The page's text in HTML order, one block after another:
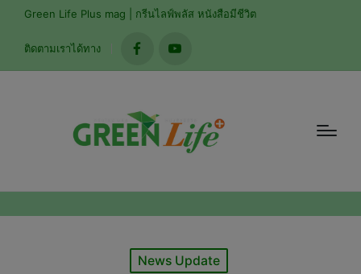
Green Life Plus mag | กรีนไลฟ์พลัส หนังสือมีชีวิต
ติดตามเราได้ทาง
facebookyoutube
Posted
News Update
modal-check